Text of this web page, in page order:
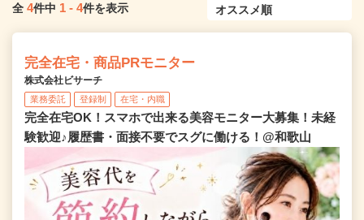
全 4件中 1 - 4件を表示
完全在宅・商品PRモニター
株式会社ビサーチ
業務委託 登録制 在宅・内職
完全在宅OK！スマホで出来る美容モニター大募集！未経
験歓迎♪履歴書・面接不要でスグに働ける！@和歌山